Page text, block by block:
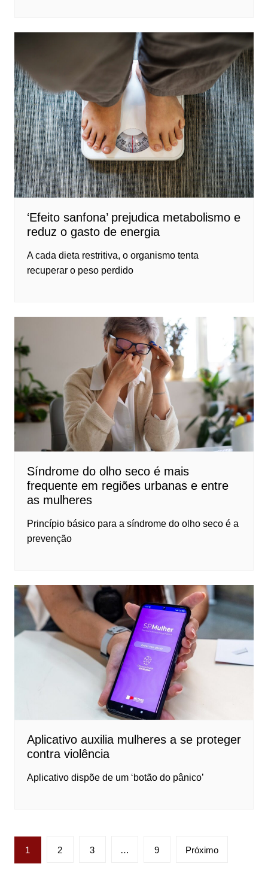
‘Efeito sanfona’ prejudica metabolismo e
reduz o gasto de energia
A cada dieta restritiva, o organismo tenta
recuperar o peso perdido
Síndrome do olho seco é mais
frequente em regiões urbanas e entre
as mulheres
Princípio básico para a síndrome do olho seco é a
prevenção
Aplicativo auxilia mulheres a se proteger
contra violência
Aplicativo dispõe de um ‘botão do pânico’
Paginação
de
1 2 3 … 9 Próximo